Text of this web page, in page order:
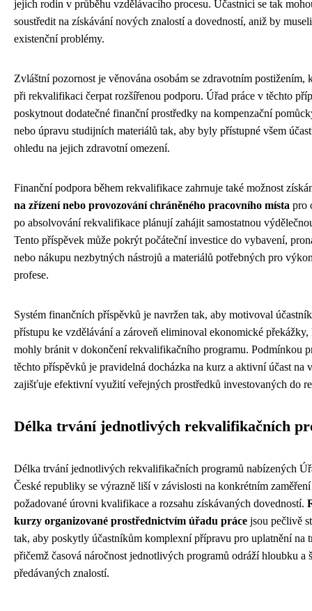
jejich rodin v průběhu vzdělávacího procesu. Účastníci se tak
soustředit na získávání nových znalostí a dovedností, aniž by
existenční problémy.
Zvláštní pozornost je věnována osobám se zdravotním postižením,
při rekvalifikaci čerpat rozšířenou podporu. Úřad práce v těchto
poskytnout dodatečné finanční prostředky na kompenzační
nebo úpravu studijních materiálů tak, aby byly přístupné všem
ohledu na jejich zdravotní omezení.
Finanční podpora během rekvalifikace zahrnuje také možnost
na zřízení nebo provozování chráněného pracovního místa pro
po absolvování rekvalifikace plánují zahájit samostatnou
Tento příspěvek může pokrýt počáteční investice do vybavení,
nebo nákupu nezbytných nástrojů a materiálů potřebných pro
profese.
Systém finančních příspěvků je navržen tak, aby motivoval
přístupu ke vzdělávání a zároveň eliminoval ekonomické překážky,
mohly bránit v dokončení rekvalifikačního programu. Podmínkou
těchto příspěvků je pravidelná docházka na kurz a aktivní účast na
zajišťuje efektivní využití veřejných prostředků investovaných do
Délka trvání jednotlivých rekvalifikačních
Délka trvání jednotlivých rekvalifikačních programů nabízených
České republiky se výrazně liší v závislosti na konkrétním
požadované úrovni kvalifikace a rozsahu získávaných dovedností.
kurzy organizované prostřednictvím úřadu práce jsou pečlivě
tak, aby poskytly účastníkům komplexní přípravu pro uplatnění na
přičemž časová náročnost jednotlivých programů odráží hloubku a
předávaných znalostí.